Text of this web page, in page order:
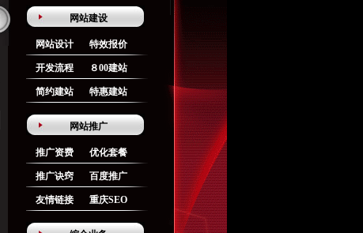
网站建设
网站设计 特效报价
开发流程 ８00建站
简约建站 特惠建站
网站推广
推广资费 优化套餐
推广诀窍 百度推广
友情链接 重庆SEO